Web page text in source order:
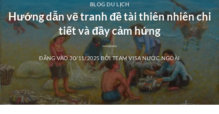
BLOG DU LỊCH
Hướng dẫn vẽ tranh đề tài thiên nhiên chi
tiết và đầy cảm hứng
ĐĂNG VÀO30/11/2025 BỞITEAM VISA NƯỚC NGOÀI